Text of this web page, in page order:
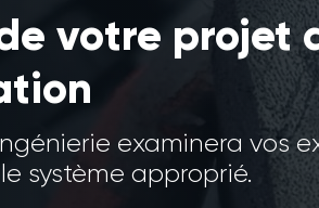
votre projet
examinera vos
système approprié.